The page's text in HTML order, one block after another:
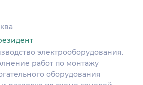
электрооборудования.
работ по монтажу
оборудования